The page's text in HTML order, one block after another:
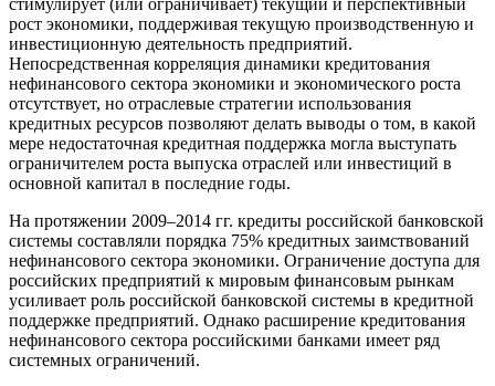
рост экономики, поддерживая текущую производственную и
инвестиционную деятельность предприятий.
Непосредственная корреляция динамики кредитования
нефинансового сектора экономики и экономического роста
отсутствует, но отраслевые стратегии использования
кредитных ресурсов позволяют делать выводы о том, в какой
мере недостаточная кредитная поддержка могла выступать
ограничителем роста выпуска отраслей или инвестиций в
основной капитал в последние годы.
На протяжении 2009–2014 гг. кредиты российской банковской
системы составляли порядка 75% кредитных заимствований
нефинансового сектора экономики. Ограничение доступа для
российских предприятий к мировым финансовым рынкам
усиливает роль российской банковской системы в кредитной
поддержке предприятий. Однако расширение кредитования
нефинансового сектора российскими банками имеет ряд
системных ограничений.